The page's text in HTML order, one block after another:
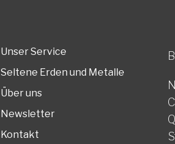
Unser Service
Seltene Erden und Metalle
Über uns
Newsletter
Kontakt